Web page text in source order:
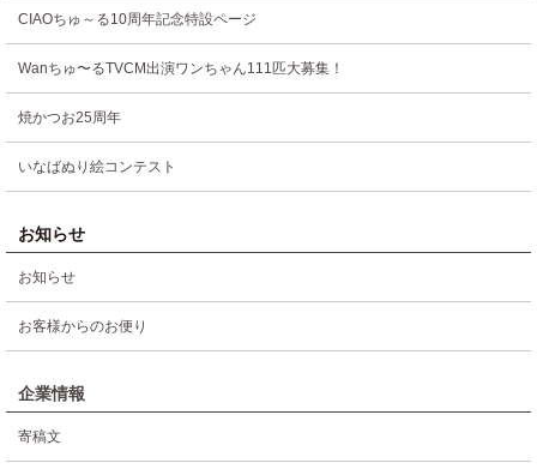
CIAOちゅ～る10周年記念特設ページ
Wanちゅ〜るTVCM出演ワンちゃん111匹大募集！
焼かつお25周年
いなばぬり絵コンテスト
お知らせ
お知らせ
お客様からのお便り
企業情報
寄稿文